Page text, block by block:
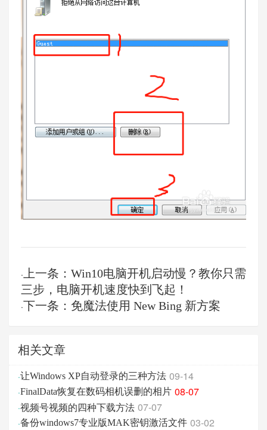
· 上一条：Win10电脑开机启动慢？教你只需
三步，电脑开机速度快到飞起！
·下一条：免魔法使用 New Bing 新方案
相关文章
·让Windows XP自动登录的三种方法 09-14
·FinalData恢复在数码相机误删的相片 08-07
·视频号视频的四种下载方法 07-07
·备份windows7专业版MAK密钥激活文件 03-02